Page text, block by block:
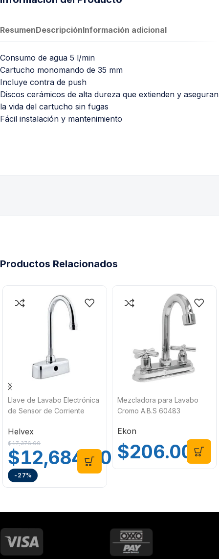
ResumenDescripciónInformación adicional
Consumo de agua 5 l/min
Cartucho monomando de 35 mm
Incluye contra de push
Discos cerámicos de alta dureza que extienden y aseguran
la vida del cartucho sin fugas
Fácil instalación y mantenimiento
Productos Relacionados
Llave de Lavabo Electrónica
de Sensor de Corriente
Helvex
$17,376.00
$12,684.00
-27%
Mezcladora para Lavabo
Cromo A.B.S 60483
Ekon
$206.00